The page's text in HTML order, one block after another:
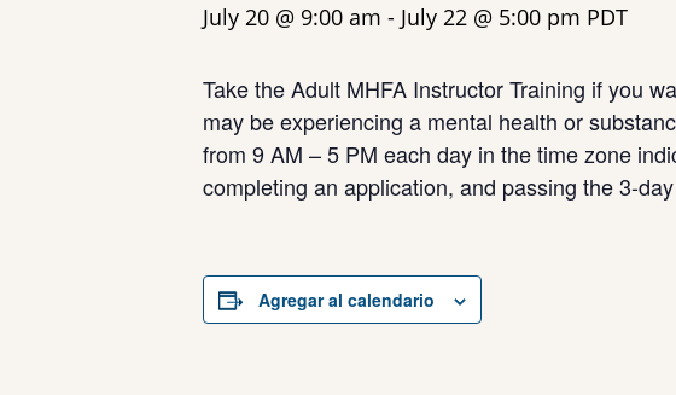
July 20 @ 9:00 am - July 22 @ 5:00 pm PDT
Take the Adult MHFA Instructor Training if you
may be experiencing a mental health or
from 9 AM – 5 PM each day in the time zone
completing an application, and passing the 3-
Agregar al calendario